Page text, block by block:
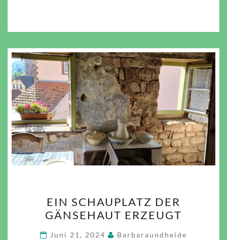
SCHAUPLATZ
DER
GÄNSEHAUT
EIN SCHAUPLATZ DER
GÄNSEHAUT ERZEUGT
Juni 21, 2024 Barbaraundheide